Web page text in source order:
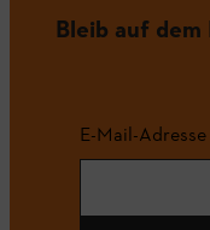
Bleib auf
E-Mail-Adresse